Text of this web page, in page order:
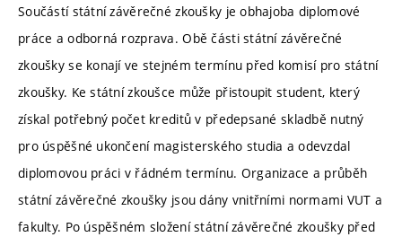
Součástí státní závěrečné zkoušky je obhajoba diplomové
práce a odborná rozprava. Obě části státní závěrečné
zkoušky se konají ve stejném termínu před komisí pro státní
zkoušky. Ke státní zkoušce může přistoupit student, který
získal potřebný počet kreditů v předepsané skladbě nutný
pro úspěšné ukončení magisterského studia a odevzdal
diplomovou práci v řádném termínu. Organizace a průběh
státní závěrečné zkoušky jsou dány vnitřními normami VUT a
fakulty. Po úspěšném složení státní závěrečné zkoušky před